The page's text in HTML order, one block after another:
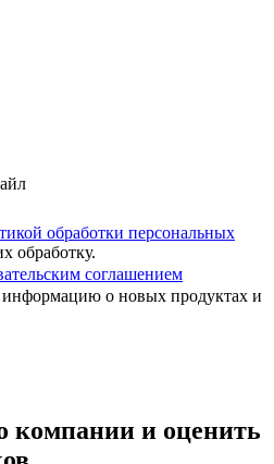
обработки персональных
обработку.
соглашением
информацию о новых продуктах и
компании и оценить